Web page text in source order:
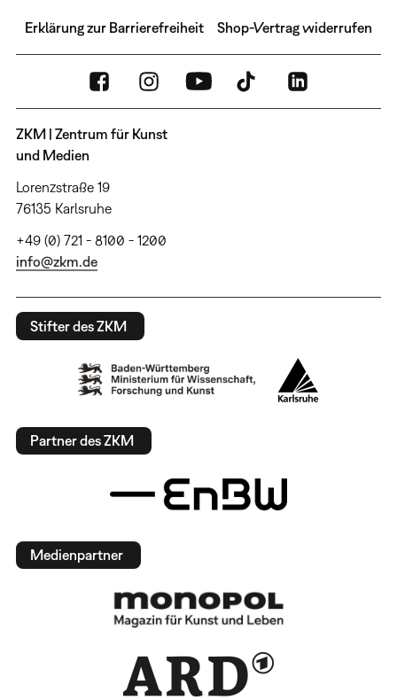
Erklärung zur Barrierefreiheit Shop-Vertrag widerrufen
ZKM | Zentrum für Kunst
und Medien
Lorenzstraße 19
76135 Karlsruhe
+49 (0) 721 - 8100 - 1200
info@zkm.de
Stifter des ZKM
Partner des ZKM
Medienpartner